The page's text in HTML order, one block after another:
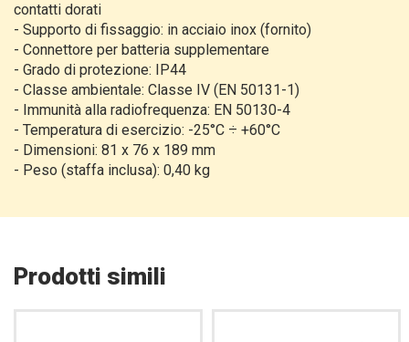
contatti dorati
- Supporto di fissaggio: in acciaio inox (fornito)
- Connettore per batteria supplementare
- Grado di protezione: IP44
- Classe ambientale: Classe IV (EN 50131-1)
- Immunità alla radiofrequenza: EN 50130-4
- Temperatura di esercizio: -25°C ÷ +60°C
- Dimensioni: 81 x 76 x 189 mm
- Peso (staffa inclusa): 0,40 kg
Prodotti simili